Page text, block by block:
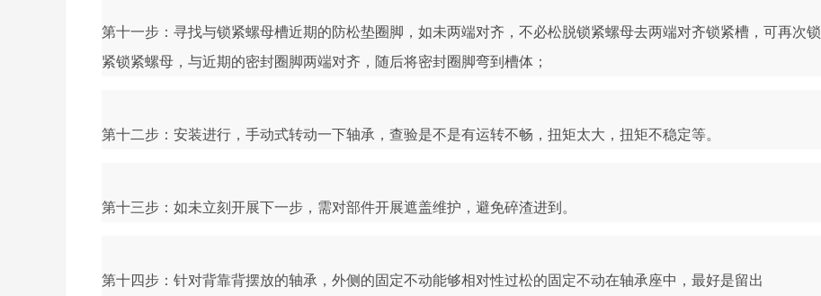
第十一步：寻找与锁紧螺母槽近期的防松垫圈脚，如未两端对齐，不必松脱锁紧螺母去两端对齐锁紧槽，可再次锁
紧锁紧螺母，与近期的密封圈脚两端对齐，随后将密封圈脚弯到槽体；
第十二步：安装进行，手动式转动一下轴承，查验是不是有运转不畅，扭矩太大，扭矩不稳定等。
第十三步：如未立刻开展下一步，需对部件开展遮盖维护，避免碎渣进到。
第十四步：针对背靠背摆放的轴承，外侧的固定不动能够相对性过松的固定不动在轴承座中，最好是留出